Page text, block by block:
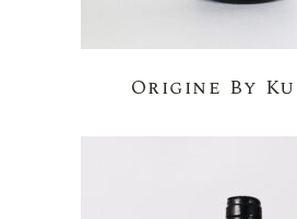
Origine By